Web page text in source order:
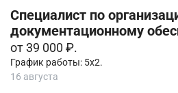
Специалист по
документационному
от 39 000 ₽.
График работы: 5х2.
16 августа